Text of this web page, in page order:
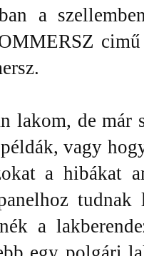
a
lakom, de
vagy
a hibákat
a